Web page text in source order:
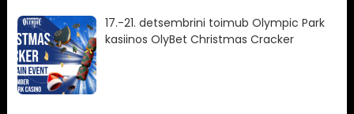
17.-21. detsembrini toimub Olympic Park
kasiinos OlyBet Christmas Cracker